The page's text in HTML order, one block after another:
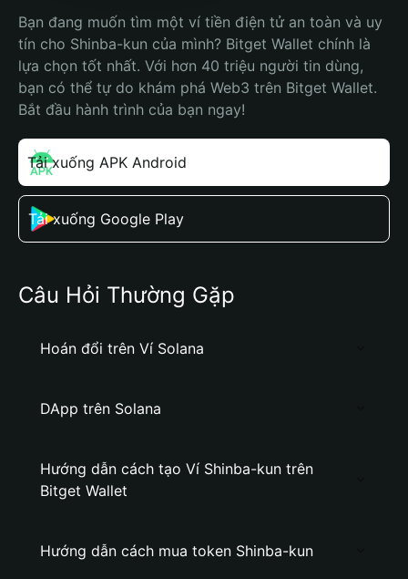
Bạn đang muốn tìm một ví tiền điện tử an toàn và uy
tín cho Shinba-kun của mình? Bitget Wallet chính là
lựa chọn tốt nhất. Với hơn 40 triệu người tin dùng,
bạn có thể tự do khám phá Web3 trên Bitget Wallet.
Bắt đầu hành trình của bạn ngay!
Tải xuống APK Android
Tải xuống Google Play
Câu Hỏi Thường Gặp
Hoán đổi trên Ví Solana
DApp trên Solana
Hướng dẫn cách tạo Ví Shinba-kun trên
Bitget Wallet
Hướng dẫn cách mua token Shinba-kun